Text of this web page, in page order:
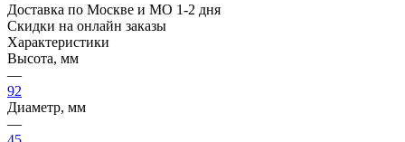
Доставка по Москве и МО 1-2 дня
Скидки на онлайн заказы
Характеристики
Высота, мм
—
92
Диаметр, мм
—